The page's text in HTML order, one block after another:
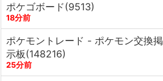
ポケゴボード(9513)
18分前
ポケモントレード - ポケモン交換掲
示板(148216)
25分前